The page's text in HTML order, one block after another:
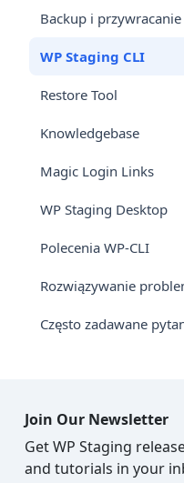
Backup i przywracanie
WP Staging CLI
Restore Tool
Knowledgebase
Magic Login Links
WP Staging Desktop
Polecenia WP-CLI
Rozwiązywanie
Często zadawane
Join Our Newsletter
Get WP Staging
and tutorials in your